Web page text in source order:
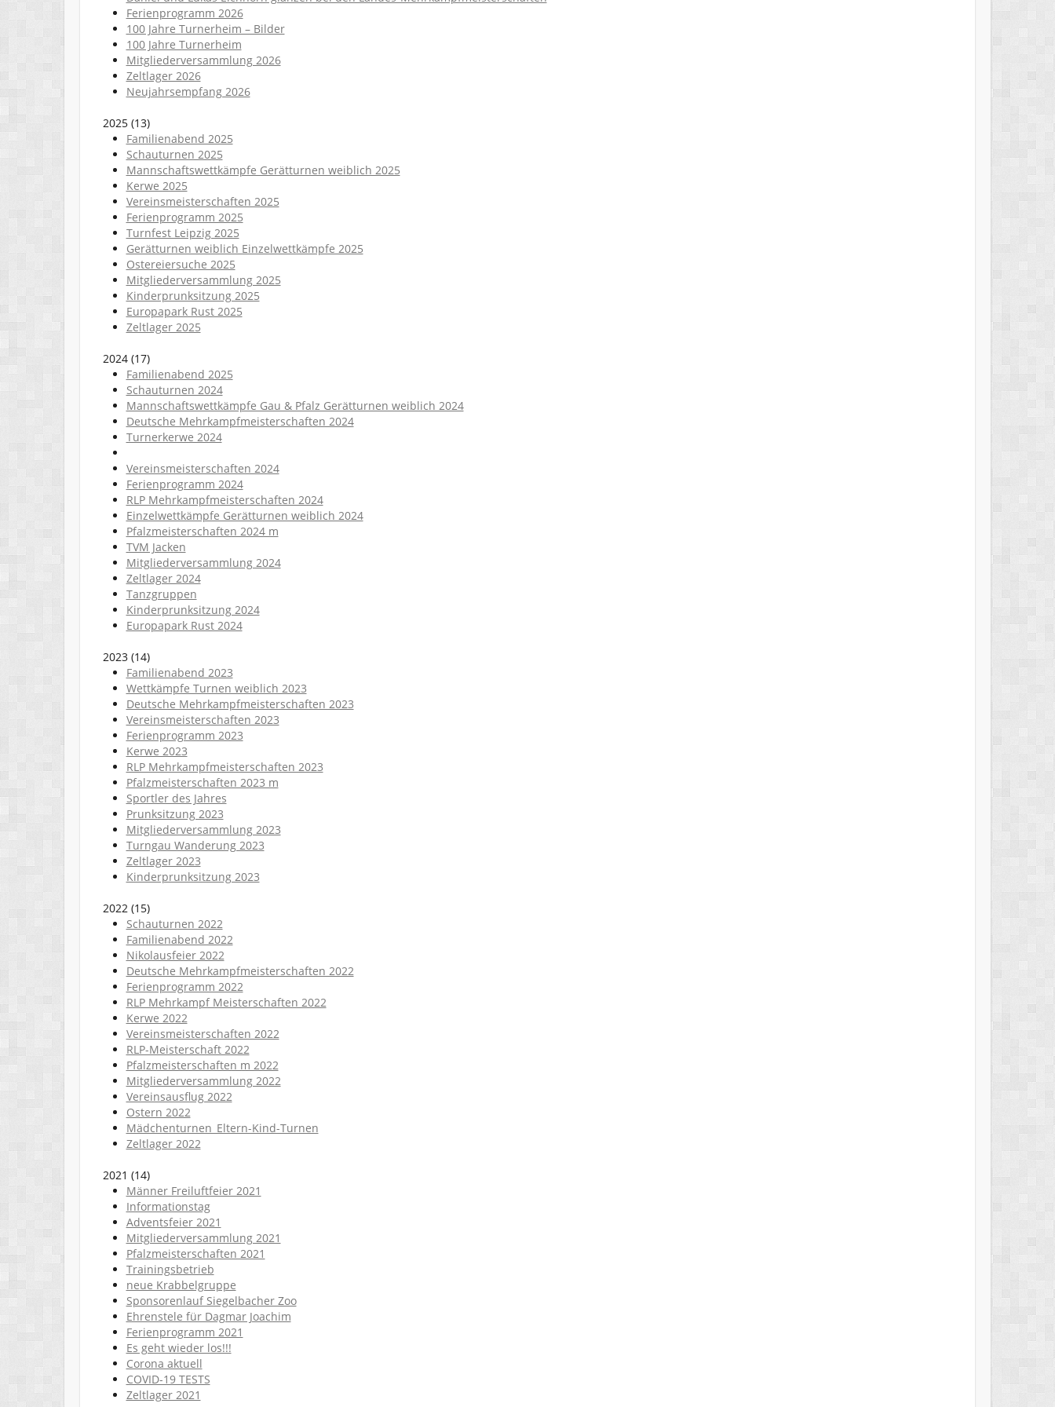
Ferienprogramm 2026
100 Jahre Turnerheim – Bilder
100 Jahre Turnerheim
Mitgliederversammlung 2026
Zeltlager 2026
Neujahrsempfang 2026
2025 (13)
Familienabend 2025
Schauturnen 2025
Mannschaftswettkämpfe Gerätturnen weiblich 2025
Kerwe 2025
Vereinsmeisterschaften 2025
Ferienprogramm 2025
Turnfest Leipzig 2025
Gerätturnen weiblich Einzelwettkämpfe 2025
Ostereiersuche 2025
Mitgliederversammlung 2025
Kinderprunksitzung 2025
Europapark Rust 2025
Zeltlager 2025
2024 (17)
Familienabend 2025
Schauturnen 2024
Mannschaftswettkämpfe Gau & Pfalz Gerätturnen weiblich 2024
Deutsche Mehrkampfmeisterschaften 2024
Turnerkerwe 2024
Vereinsmeisterschaften 2024
Ferienprogramm 2024
RLP Mehrkampfmeisterschaften 2024
Einzelwettkämpfe Gerätturnen weiblich 2024
Pfalzmeisterschaften 2024 m
TVM Jacken
Mitgliederversammlung 2024
Zeltlager 2024
Tanzgruppen
Kinderprunksitzung 2024
Europapark Rust 2024
2023 (14)
Familienabend 2023
Wettkämpfe Turnen weiblich 2023
Deutsche Mehrkampfmeisterschaften 2023
Vereinsmeisterschaften 2023
Ferienprogramm 2023
Kerwe 2023
RLP Mehrkampfmeisterschaften 2023
Pfalzmeisterschaften 2023 m
Sportler des Jahres
Prunksitzung 2023
Mitgliederversammlung 2023
Turngau Wanderung 2023
Zeltlager 2023
Kinderprunksitzung 2023
2022 (15)
Schauturnen 2022
Familienabend 2022
Nikolausfeier 2022
Deutsche Mehrkampfmeisterschaften 2022
Ferienprogramm 2022
RLP Mehrkampf Meisterschaften 2022
Kerwe 2022
Vereinsmeisterschaften 2022
RLP-Meisterschaft 2022
Pfalzmeisterschaften m 2022
Mitgliederversammlung 2022
Vereinsausflug 2022
Ostern 2022
Mädchenturnen_Eltern-Kind-Turnen
Zeltlager 2022
2021 (14)
Männer Freiluftfeier 2021
Informationstag
Adventsfeier 2021
Mitgliederversammlung 2021
Pfalzmeisterschaften 2021
Trainingsbetrieb
neue Krabbelgruppe
Sponsorenlauf Siegelbacher Zoo
Ehrenstele für Dagmar Joachim
Ferienprogramm 2021
Es geht wieder los!!!
Corona aktuell
COVID-19 TESTS
Zeltlager 2021